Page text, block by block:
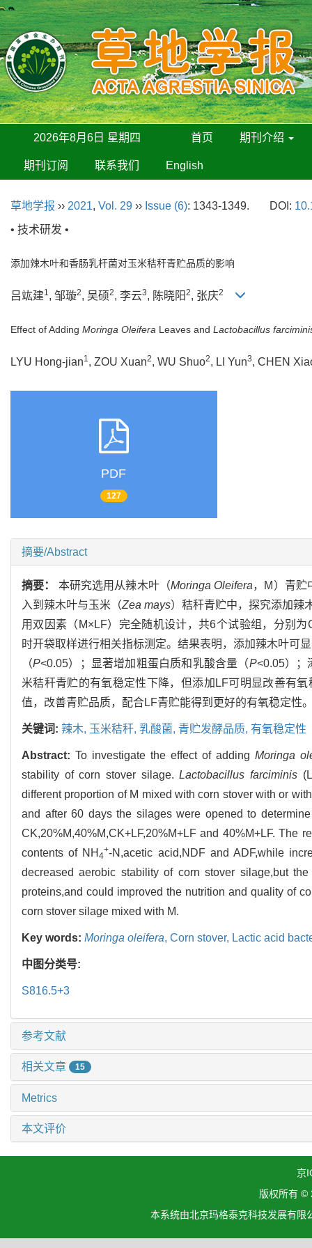
2026年8月6日 星期四 首页 期刊介绍
期刊订阅 联系我们 English
草地学报 ›› 2021, Vol. 29 ›› Issue (6): 1343-1349. DOI:
• 技术研发 •
添加辣木叶和香肠乳杆菌对玉米秸秆青贮品质的影响
吕竑建1, 邹璇2, 吴硕2, 李云3, 陈晓阳2, 张庆2
Effect of Adding Moringa Oleifera Leaves and Lactobacillus
LYU Hong-jian1, ZOU Xuan2, WU Shuo2, LI Yun3, CHEN
PDF
127
摘要/Abstract
摘要： 本研究选用从辣木叶（Moringa Oleifera，M）青贮
入到辣木叶与玉米（Zea mays）秸秆青贮中，探究添加辣
用双因素（M×LF）完全随机设计，共6个试验组，分别
时开袋取样进行相关指标测定。结果表明，添加辣木叶可
（P<0.05）；显著增加粗蛋白质和乳酸含量（P<0.05）；
米秸秆青贮的有氧稳定性下降，但添加LF可明显改善有
值，改善青贮品质，配合LF青贮能得到更好的有氧稳定性
关键词: 辣木, 玉米秸秆, 乳酸菌, 青贮发酵品质, 有氧稳定性
Abstract: To investigate the effect of adding Moringa
stability of corn stover silage.Lactobacillus farciminis
different proportion of M mixed with corn stover with or
and after 60 days the silages were opened to
CK,20%M,40%M,CK+LF,20%M+LF and 40%M+LF. The
contents of NH 4
+-N,acetic acid,NDF and ADF,while
decreased aerobic stability of corn stover silage,but
proteins,and could improved the nutrition and quality of
corn stover silage mixed with M.
Key words: Moringa oleifera, Corn stover, Lactic acid
中图分类号:
S816.5+3
参考文献
相关文章 15
Metrics
本文评价
京
版权所有 ©
本系统由北京玛格泰克科技发展有